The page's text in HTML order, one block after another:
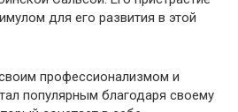
для его развития в этой
профессионализмом и
популярным благодаря своему